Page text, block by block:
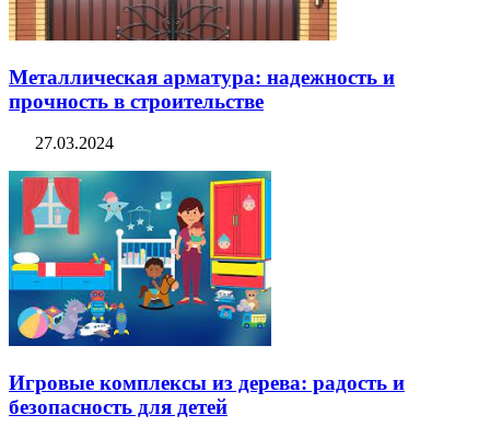
Металлическая арматура: надежность и
прочность в строительстве
27.03.2024
Игровые комплексы из дерева: радость и
безопасность для детей